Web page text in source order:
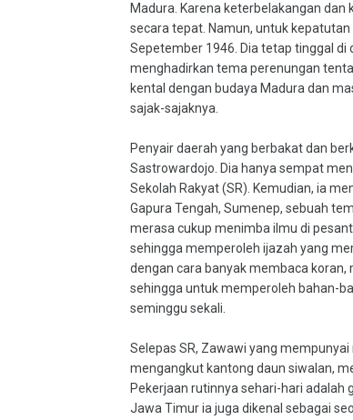
Madura. Karena keterbelakangan
secara tepat. Namun, untuk
Sepetember 1946. Dia tetap tinggal
menghadirkan tema perenungan
kental dengan budaya Madura dan
sajak-sajaknya.
Penyair daerah yang berbakat dan
Sastrowardojo. Dia hanya sempat
Sekolah Rakyat (SR). Kemudian, ia
Gapura Tengah, Sumenep, sebuah
merasa cukup menimba ilmu di
sehingga memperoleh ijazah yang
dengan cara banyak membaca koran,
sehingga untuk memperoleh bahan-
seminggu sekali.
Selepas SR, Zawawi yang
mengangkut kantong daun siwalan,
Pekerjaan rutinnya sehari-hari adalah
Jawa Timur ia juga dikenal sebagai